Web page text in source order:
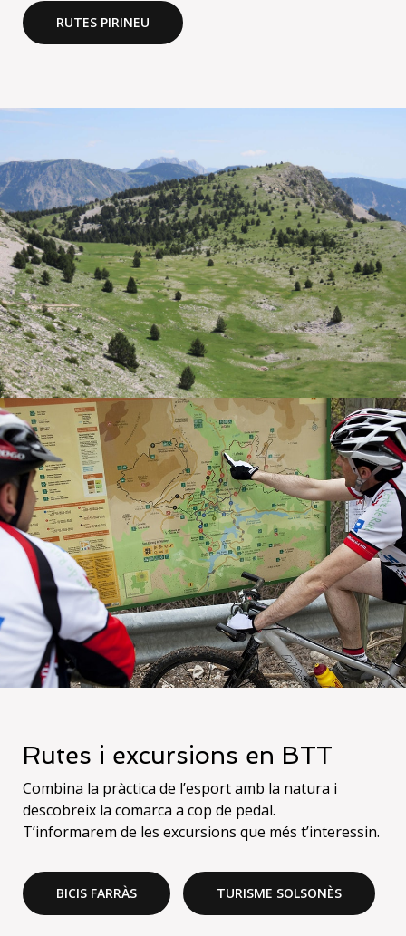
RUTES PIRINEU
Rutes i excursions en BTT
Combina la pràctica de l’esport amb la natura i
descobreix la comarca a cop de pedal.
T’informarem de les excursions que més t’interessin.
BICIS FARRÀS TURISME SOLSONÈS